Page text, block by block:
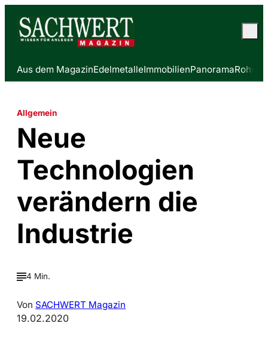
Aus dem MagazinEdelmetalleImmobilienPanorama
Allgemein
Neue
Technologien
verändern die
Industrie
4 Min.
Von SACHWERT Magazin
19.02.2020